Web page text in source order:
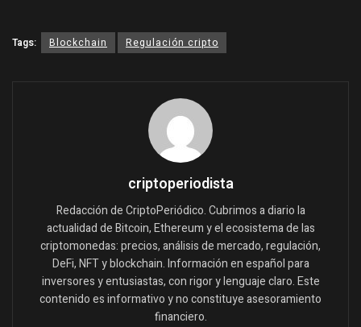
Tags: Blockchain Regulación cripto
criptoperiodista
Redacción de CriptoPeriódico. Cubrimos a diario la
actualidad de Bitcoin, Ethereum y el ecosistema de las
criptomonedas: precios, análisis de mercado, regulación,
DeFi, NFT y blockchain. Información en español para
inversores y entusiastas, con rigor y lenguaje claro. Este
contenido es informativo y no constituye asesoramiento
financiero.